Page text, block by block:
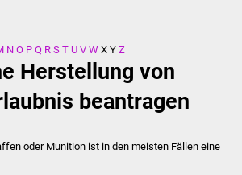
Stadtverwaltung
Ansprechpartner
N O P Q R S T U V W X Y Z
Herstellung von
beantragen
oder Munition ist in den meisten Fällen eine